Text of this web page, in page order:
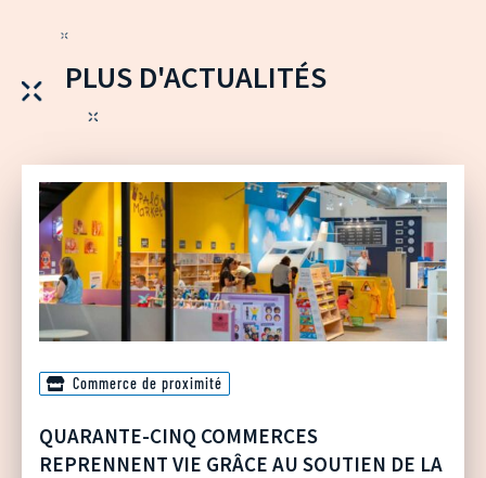
PLUS D'ACTUALITÉS
Commerce de proximité
QUARANTE-CINQ COMMERCES
REPRENNENT VIE GRÂCE AU SOUTIEN DE LA